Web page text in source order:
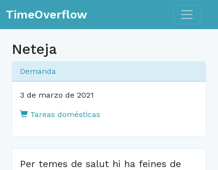
TimeOverflow Toggle
Neteja
Demanda
3 de marzo de 2021
Tareas domésticas
Per temes de salut hi ha feines de